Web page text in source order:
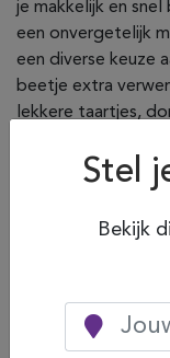
je makkelijk en
een onvergetelijk
een diverse keuze
beetje extra
lekkere taartjes,
Bij Pasen hoort
met je familie van
lekkernijen en
Stel
Bekijk